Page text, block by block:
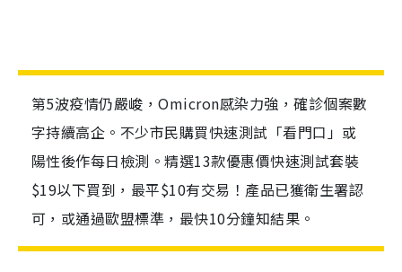
第5波疫情仍嚴峻，Omicron感染力強，確診個案數
字持續高企。不少市民購買快速測試「看門口」或
陽性後作每日檢測。精選13款優惠價快速測試套裝
$19以下買到，最平$10有交易！產品已獲衛生署認
可，或通過歐盟標準，最快10分鐘知結果。